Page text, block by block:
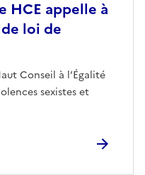
HCE appelle à
loi de
Conseil à l’Égalité
sexistes et